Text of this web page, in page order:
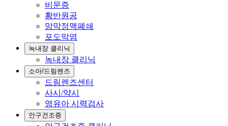
비문증
황반원공
망막정맥폐쇄
포도막염
녹내장 클리닉
녹내장 클리닉
소아/드림렌즈
드림렌즈센터
사시/약시
영유아 시력검사
안구건조증